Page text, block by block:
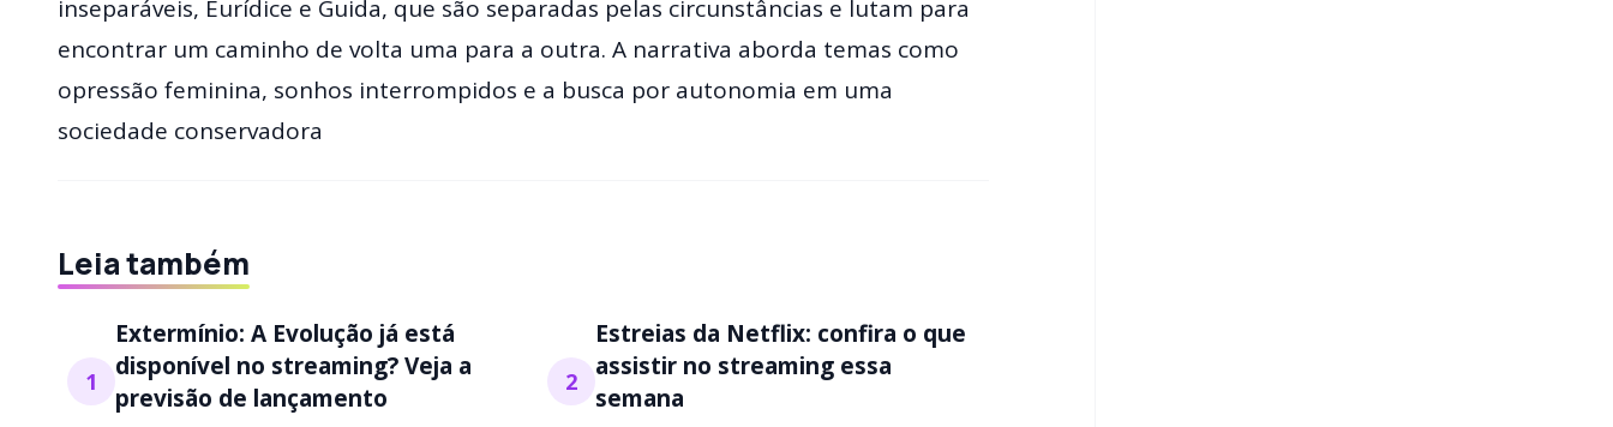
inseparáveis, Eurídice e Guida, que são separadas pelas circunstâncias e lutam para
encontrar um caminho de volta uma para a outra. A narrativa aborda temas como
opressão feminina, sonhos interrompidos e a busca por autonomia em uma
sociedade conservadora
Leia também
1
Extermínio: A Evolução já está
disponível no streaming? Veja a
previsão de lançamento
2
Estreias da Netflix: confira o que
assistir no streaming essa
semana